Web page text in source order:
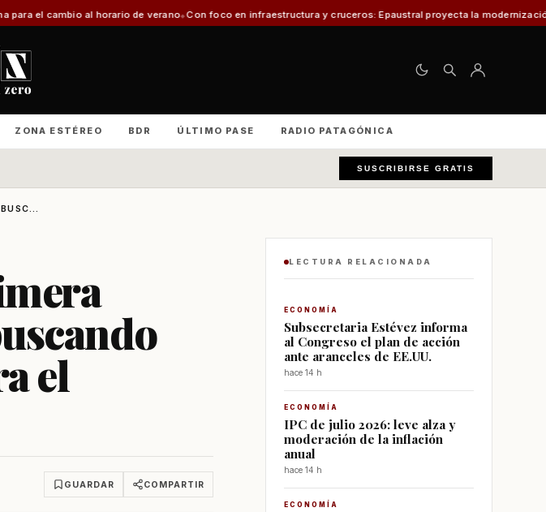
de verano Con foco en infraestructura y cruceros: Epaustral proyecta la modernización portuaria para el
ZONA ESTÉREO BDR ÚLTIMO PASE RADIO PATAGÓNICA
SUSCRIBIRSE GRATIS
el
GUARDAR COMPARTIR
LECTURA RELACIONADA
ECONOMÍA
Subsecretaria Estévez informa
al Congreso el plan de acción
ante aranceles de EE.UU.
hace 14 h
ECONOMÍA
IPC de julio 2026: leve alza y
moderación de la inflación
anual
hace 14 h
ECONOMÍA